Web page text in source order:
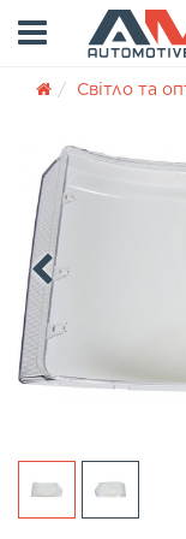
Світло та